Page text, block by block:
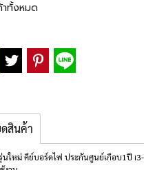
ทั้งหมด
ดสินค้า
นใหม่ คีย์บอร์ดไฟ ประกันศูนย์เกือบ1ปี